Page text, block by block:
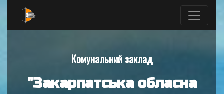
Комунальний заклад
"Закарпатська обласна